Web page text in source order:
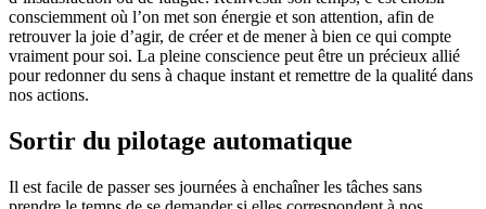
consciemment où l’on met son énergie et son attention, afin de
retrouver la joie d’agir, de créer et de mener à bien ce qui compte
vraiment pour soi. La pleine conscience peut être un précieux allié
pour redonner du sens à chaque instant et remettre de la qualité dans
nos actions.
Sortir du pilotage automatique
Il est facile de passer ses journées à enchaîner les tâches sans